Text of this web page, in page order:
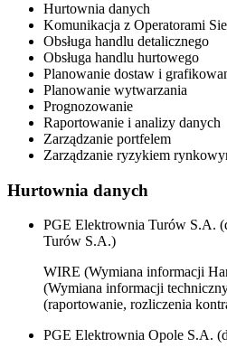
Hurtownia danych
Komunikacja z Operatorami
Obsługa handlu detalicznego
Obsługa handlu hurtowego
Planowanie dostaw i
Planowanie wytwarzania
Prognozowanie
Raportowanie i analizy danych
Zarządzanie portfelem
Zarządzanie ryzykiem
Hurtownia danych
PGE Elektrownia Turów S.A.
Turów S.A.)
WIRE (Wymiana informacji
(Wymiana informacji
(raportowanie, rozliczenia
PGE Elektrownia Opole S.A.